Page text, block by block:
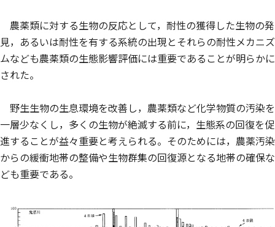
農薬類に対する生物の反応として，耐性の獲得した生物の発
見，あるいは耐性を有する系統の出現とそれらの耐性メカニズ
ムなども農薬類の生態影響評価には重要であることが明らかに
された。
野生生物の生息環境を改善し，農薬類など化学物質の汚染を
一層少なくし，多くの生物が絶滅する前に，生態系の回復を促
進することが益々重要と考えられる。そのためには，農薬汚染
からの緩衝地帯の整備や生物群集の回復源となる地帯の確保な
ども重要である。